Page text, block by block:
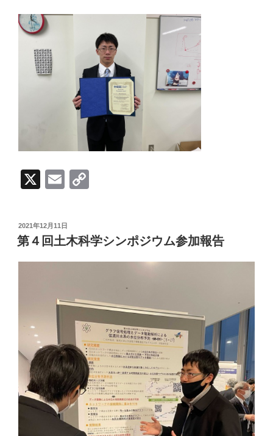
X
E
ail
y
Li
k
投
稿
日:
2021年12月11日
第４回土木科学シンポジウム参加報告